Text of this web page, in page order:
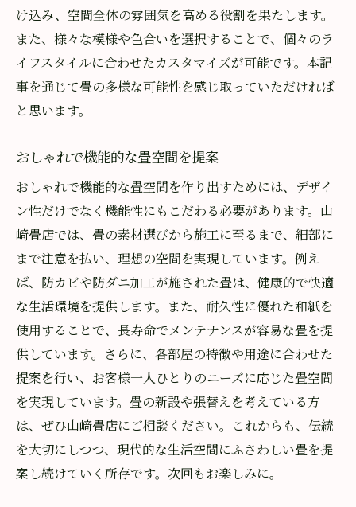
け込み、空間全体の雰囲気を高める役割を果たします。
また、様々な模様や色合いを選択することで、個々のラ
イフスタイルに合わせたカスタマイズが可能です。本記
事を通じて畳の多様な可能性を感じ取っていただければ
と思います。
おしゃれで機能的な畳空間を提案
おしゃれで機能的な畳空間を作り出すためには、デザイ
ン性だけでなく機能性にもこだわる必要があります。山
﨑畳店では、畳の素材選びから施工に至るまで、細部に
まで注意を払い、理想の空間を実現しています。例え
ば、防カビや防ダニ加工が施された畳は、健康的で快適
な生活環境を提供します。また、耐久性に優れた和紙を
使用することで、長寿命でメンテナンスが容易な畳を提
供しています。さらに、各部屋の特徴や用途に合わせた
提案を行い、お客様一人ひとりのニーズに応じた畳空間
を実現しています。畳の新設や張替えを考えている方
は、ぜひ山﨑畳店にご相談ください。これからも、伝統
を大切にしつつ、現代的な生活空間にふさわしい畳を提
案し続けていく所存です。次回もお楽しみに。